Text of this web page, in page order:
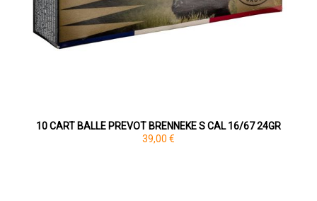
10 CART BALLE PREVOT BRENNEKE S CAL 16/67 24GR
39,00 €